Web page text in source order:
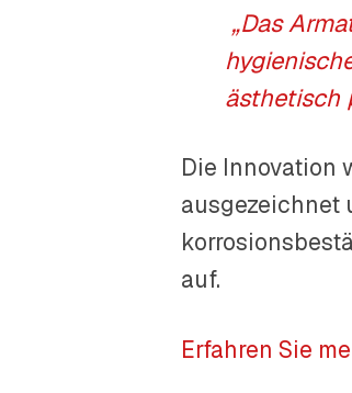
„Das
ästhetisch
Die Innovation
ausgezeichnet
auf.
Erfahren Sie